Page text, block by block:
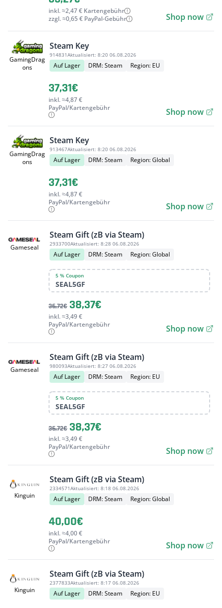
inkl. ≈2,47 € Kartengebühr
zzgl. ≈0,65 € PayPal-Gebühr
Shop now
GamingDrag
ons
Steam Key
914831Aktualisiert: 8:20 06.08.2026
Auf Lager DRM: Steam Region: EU
37,31€
inkl. ≈4,87 €
PayPal/Kartengebühr
Shop now
GamingDrag
ons
Steam Key
913467Aktualisiert: 8:20 06.08.2026
Auf Lager DRM: Steam Region: Global
37,31€
inkl. ≈4,87 €
PayPal/Kartengebühr
Shop now
Gameseal
Steam Gift (zB via Steam)
2933700Aktualisiert: 8:28 06.08.2026
Auf Lager DRM: Steam Region: Global
5 % Coupon
SEAL5GF
36,72€ 38,37€
inkl. ≈3,49 €
PayPal/Kartengebühr
Shop now
Gameseal
Steam Gift (zB via Steam)
980093Aktualisiert: 8:27 06.08.2026
Auf Lager DRM: Steam Region: EU
5 % Coupon
SEAL5GF
36,72€ 38,37€
inkl. ≈3,49 €
PayPal/Kartengebühr
Shop now
Kinguin
Steam Gift (zB via Steam)
2334571Aktualisiert: 8:18 06.08.2026
Auf Lager DRM: Steam Region: Global
40,00€
inkl. ≈4,00 €
PayPal/Kartengebühr
Shop now
Kinguin
Steam Gift (zB via Steam)
2377833Aktualisiert: 8:17 06.08.2026
Auf Lager DRM: Steam Region: EU